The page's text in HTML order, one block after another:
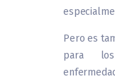
Pero es
para